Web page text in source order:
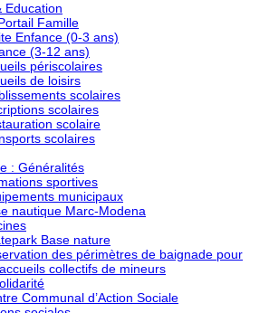
Education
Famille
Enfance (0-3 ans)
(3-12 ans)
périscolaires
de loisirs
scolaires
scolaires
scolaire
scolaires
: Généralités
sportives
municipaux
nautique Marc-Modena
Base nature
des périmètres de baignade pour
collectifs de mineurs
Communal d’Action Sociale